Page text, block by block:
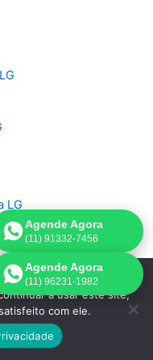
LG
Agende Agora
(11) 91332-7456
Agende Agora
(11) 96231-1982
a melhor
a usar este site,
com ele.